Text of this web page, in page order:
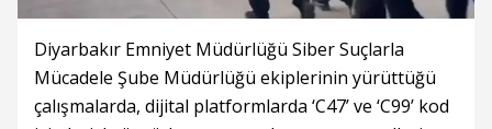
Diyarbakır Emniyet Müdürlüğü Siber Suçlarla
Mücadele Şube Müdürlüğü ekiplerinin yürüttüğü
çalışmalarda, dijital platformlarda ‘C47’ ve ‘C99’ kod